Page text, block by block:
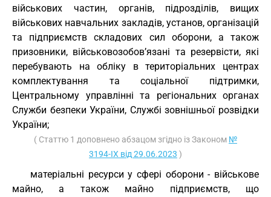
військових частин, органів, підрозділів, вищих
військових навчальних закладів, установ, організацій
та підприємств складових сил оборони, а також
призовники, військовозобов’язані та резервісти, які
перебувають на обліку в територіальних центрах
комплектування та соціальної підтримки,
Центральному управлінні та регіональних органах
Служби безпеки України, Службі зовнішньої розвідки
України;
( Статтю 1 доповнено абзацом згідно із Законом №
3194-IX від 29.06.2023 )
матеріальні ресурси у сфері оборони - військове
майно, а також майно підприємств, що